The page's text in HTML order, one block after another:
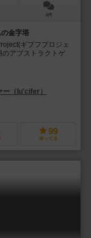
4件
金字塔
ギプフプロジェ
アブストラクトゲ
ー（lu'cifer）
99
持ってる